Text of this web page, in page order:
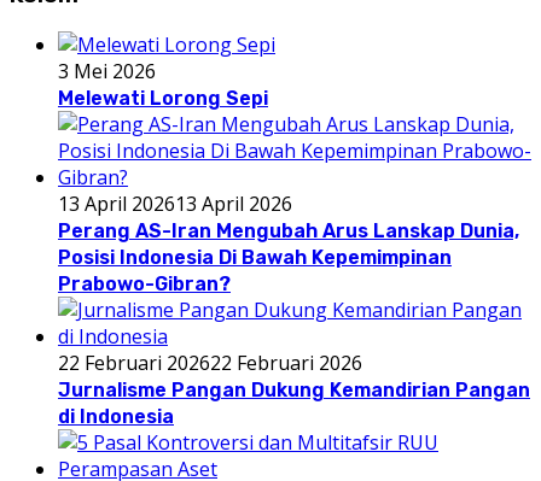
3 Mei 2026
Melewati Lorong Sepi
13 April 202613 April 2026
Perang AS-Iran Mengubah Arus Lanskap Dunia,
Posisi Indonesia Di Bawah Kepemimpinan
Prabowo-Gibran?
22 Februari 202622 Februari 2026
Jurnalisme Pangan Dukung Kemandirian Pangan
di Indonesia